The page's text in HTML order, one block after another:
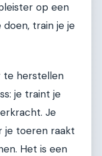
op een
train je je
te herstellen
je traint je
Je
je toeren raakt
Het is een